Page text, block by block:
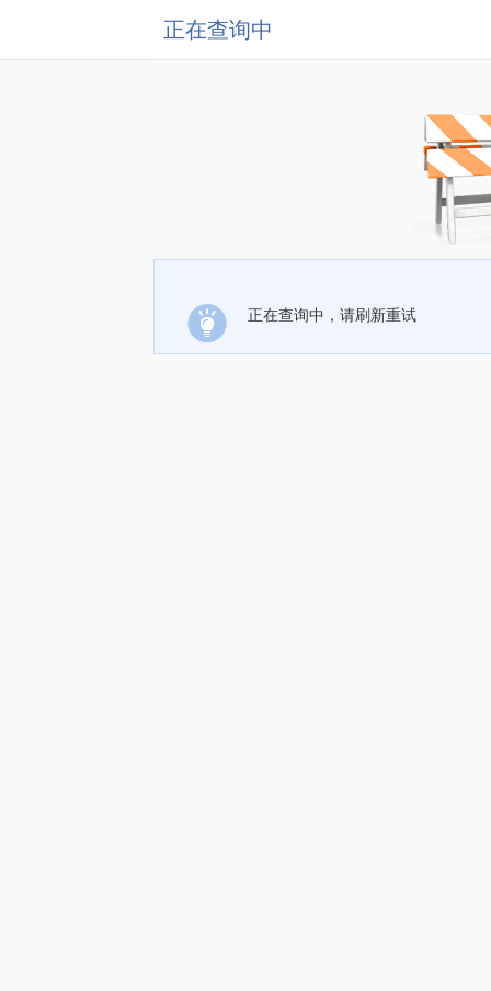
正在查询中
正在查询中，请刷新重试